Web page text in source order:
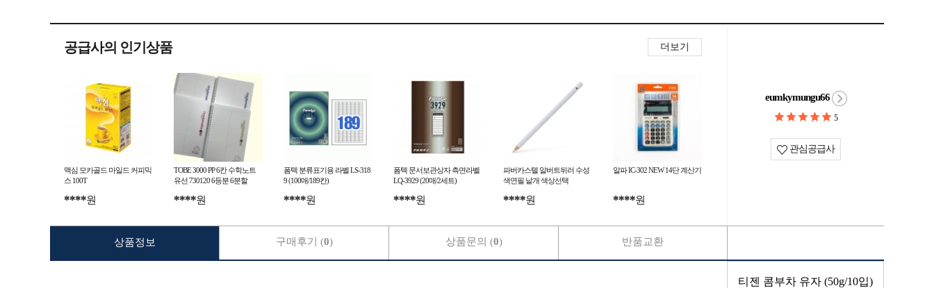
공급사의 인기상품 더보기
맥심 모카골드 마일드 커피믹
스 100T
****원
TOBE 3000 PP 6칸 수학노트
유선 730120 6등분 6분할
****원
폼텍 분류표기용 라벨 LS-318
9 (100매/189칸)
****원
폼텍 문서보관상자 측면라벨
LQ-3929 (20매/2세트)
****원
파버카스텔 알버트뒤러 수성
색연필 낱개 색상선택
****원
알파 IC-302 NEW 14단 계산기
****원
eumkymungu66
5
관심공급사
상품정보 구매후기 (0) 상품문의 (0) 반품교환
티젠 콤부차 유자 (50g/10입)